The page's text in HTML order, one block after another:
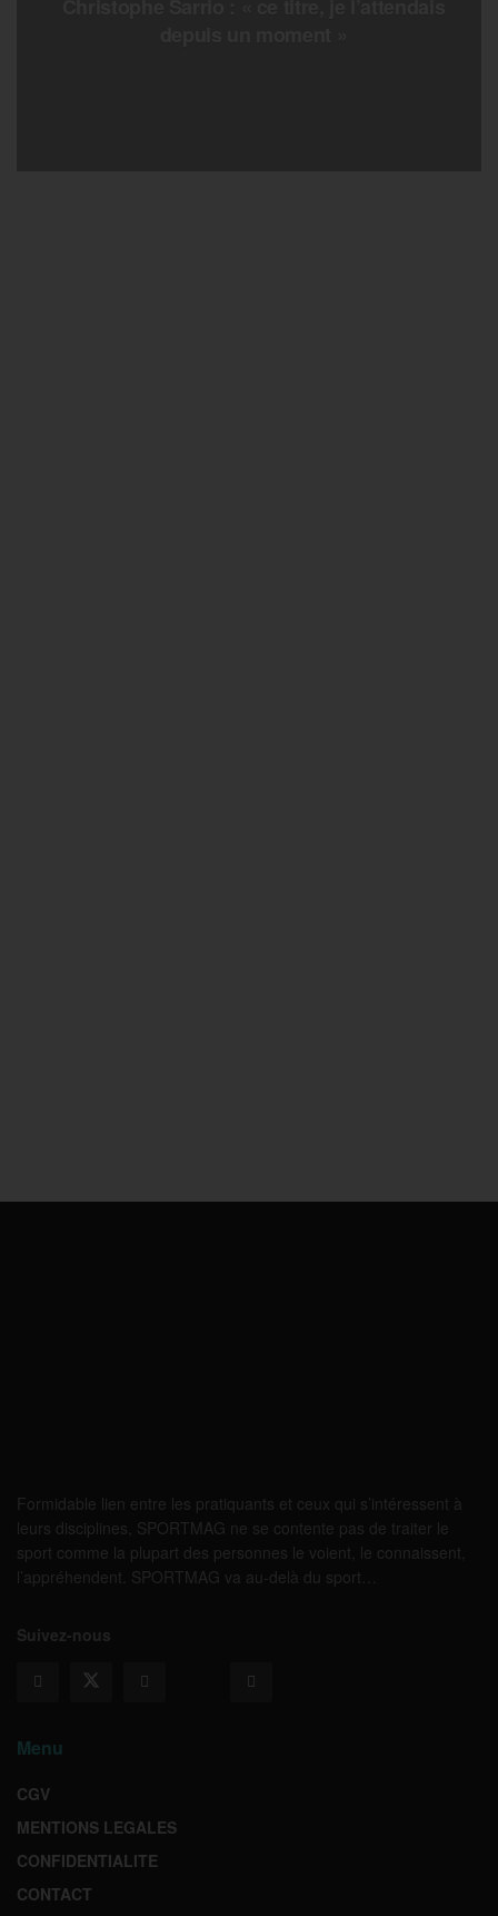
Formidable lien entre les pratiquants et ceux qui s’intéressent à
leurs disciplines, SPORTMAG ne se contente pas de traiter le
sport comme la plupart des personnes le voient, le connaissent,
l’appréhendent. SPORTMAG va au-delà du sport…
Suivez-nous
Menu
CGV
MENTIONS LEGALES
CONFIDENTIALITE
CONTACT